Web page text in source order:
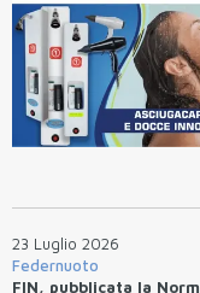
23 Luglio 2026
Federnuoto
FIN, pubblicata la